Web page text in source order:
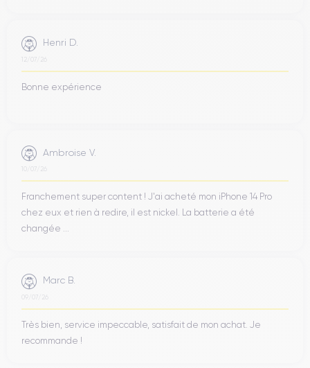
Henri D.
12/07/26
Bonne expérience
Ambroise V.
10/07/26
Franchement super content ! J'ai acheté mon iPhone 14 Pro
chez eux et rien à redire, il est nickel. La batterie a été
changée ...
Marc B.
09/07/26
Très bien, service impeccable, satisfait de mon achat. Je
recommande !